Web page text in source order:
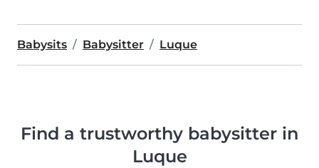
Babysits Babysitter Luque
Find a trustworthy babysitter in
Luque